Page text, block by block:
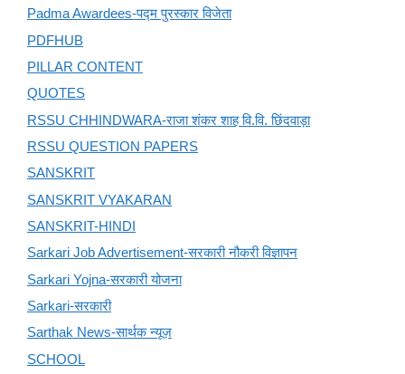
Padma Awardees-पद्म पुरस्कार विजेता
PDFHUB
PILLAR CONTENT
QUOTES
RSSU CHHINDWARA-राजा शंकर शाह वि.वि. छिंदवाड़ा
RSSU QUESTION PAPERS
SANSKRIT
SANSKRIT VYAKARAN
SANSKRIT-HINDI
Sarkari Job Advertisement-सरकारी नौकरी विज्ञापन
Sarkari Yojna-सरकारी योजना
Sarkari-सरकारी
Sarthak News-सार्थक न्यूज़
SCHOOL